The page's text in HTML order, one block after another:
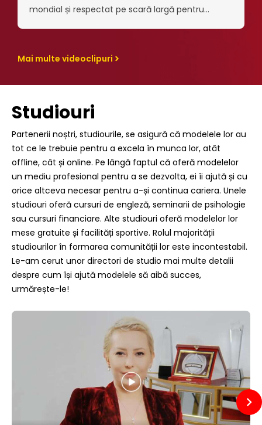
mondial și respectat pe scară largă pentru
Mai multe videoclipuri
Studiouri
Partenerii noștri, studiourile, se asigură că modelele lor au
tot ce le trebuie pentru a excela în munca lor, atât
offline, cât și online. Pe lângă faptul că oferă modelelor
un mediu profesional pentru a se dezvolta, ei îi ajută și cu
orice altceva necesar pentru a-și continua cariera. Unele
studiouri oferă cursuri de engleză, seminarii de psihologie
sau cursuri financiare. Alte studiouri oferă modelelor lor
mese gratuite și facilități sportive. Rolul majorității
studiourilor în formarea comunității lor este incontestabil.
Le-am cerut unor directori de studio mai multe detalii
despre cum își ajută modelele să aibă succes,
urmărește-le!